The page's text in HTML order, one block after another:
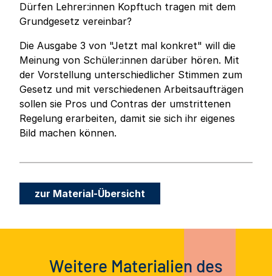
Dürfen Lehrer:innen Kopftuch tragen mit dem
Grundgesetz vereinbar?
Die Ausgabe 3 von "Jetzt mal konkret" will die
Meinung von Schüler:innen darüber hören. Mit
der Vorstellung unterschiedlicher Stimmen zum
Gesetz und mit verschiedenen Arbeitsaufträgen
sollen sie Pros und Contras der umstrittenen
Regelung erarbeiten, damit sie sich ihr eigenes
Bild machen können.
zur Material-Übersicht
Weitere Materialien des